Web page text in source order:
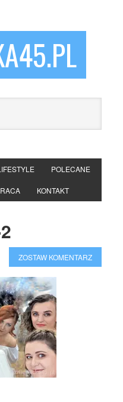
POLECANE
KONTAKT
ZOSTAW KOMENTARZ